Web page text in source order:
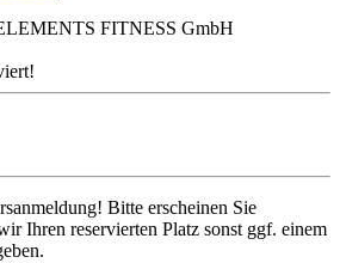
FITNESS GmbH
Bitte erscheinen Sie
Ihren reservierten Platz sonst ggf. einem